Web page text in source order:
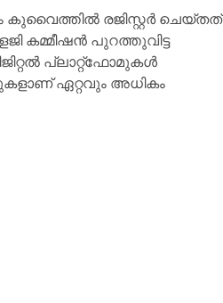
കുവൈത്തിൽ രജിസ്റ്റർ ചെയ്തത്
കമ്മീഷൻ പുറത്തുവിട്ട
പ്ലാറ്റ്‌ഫോമുകൾ
ഏറ്റവും അധികം